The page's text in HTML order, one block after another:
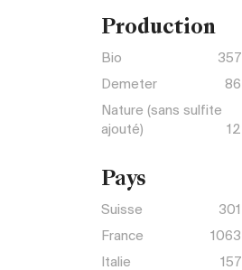
Production
Bio
357
Demeter
86
Nature (sans sulfite
ajouté)
12
Pays
Suisse
301
France
1063
Italie
157